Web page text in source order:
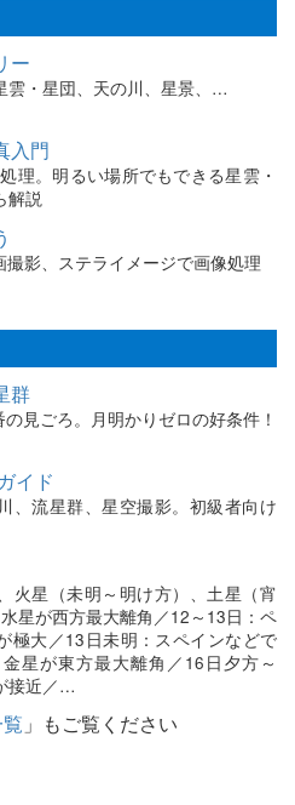
ー
雲・星団、天の川、星景、…
入門
理。明るい場所でもできる星雲・
解説
撮影、ステライメージで画像処理
群
見ごろ。月明かりゼロの好条件！
イド
、流星群、星空撮影。初級者向け
火星（未明～明け方）、土星（宵
星が西方最大離角／12～13日：ペ
極大／13日未明：スペインなどで
星が東方最大離角／16日夕方～
接近／…
」もご覧ください